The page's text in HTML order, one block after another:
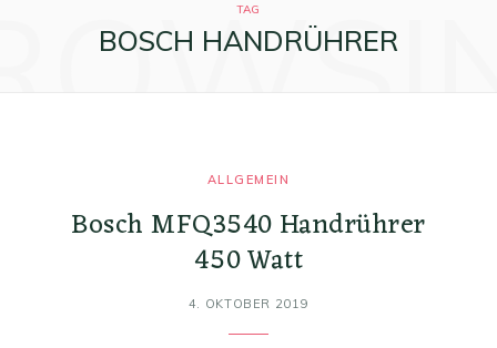
)
TAG
BOSCH HANDRÜHRER
ALLGEMEIN
Bosch MFQ3540 Handrührer
450 Watt
4. OKTOBER 2019